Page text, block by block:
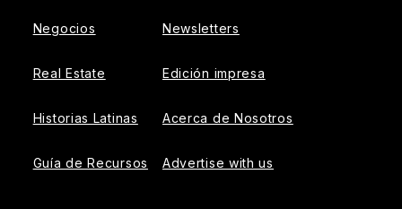
Negocios
Real Estate
Historias Latinas
Guía de Recursos
Newsletters
Edición impresa
Acerca de Nosotros
Advertise with us